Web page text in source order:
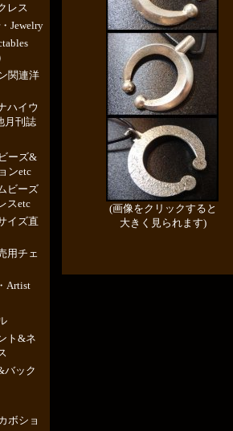
レス
Jewelry
関連洋
ハイウ
月刊誌
ーズ&
ンetc
ビーズ
スetc
イズ直
用チェ
Artist
ト&ネ
バック
ボショ
(画像をクリックすると
大きく見られます)